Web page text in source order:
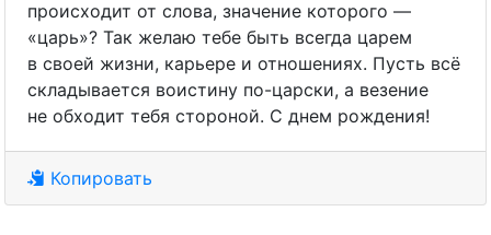
происходит от слова, значение которого —
«царь»? Так желаю тебе быть всегда царем
в своей жизни, карьере и отношениях. Пусть всё
складывается воистину по-царски, а везение
не обходит тебя стороной. С днем рождения!
Копировать